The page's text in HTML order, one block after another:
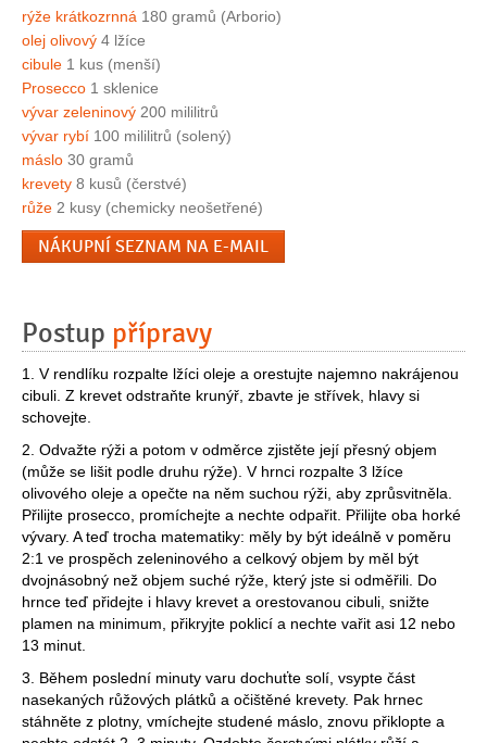
rýže krátkozrnná 180 gramů (Arborio)
olej olivový 4 lžíce
cibule 1 kus (menší)
Prosecco 1 sklenice
vývar zeleninový 200 mililitrů
vývar rybí 100 mililitrů (solený)
máslo 30 gramů
krevety 8 kusů (čerstvé)
růže 2 kusy (chemicky neošetřené)
NÁKUPNÍ SEZNAM NA E-MAIL
Postup přípravy
1. V rendlíku rozpalte lžíci oleje a orestujte najemno nakrájenou
cibuli. Z krevet odstraňte krunýř, zbavte je střívek, hlavy si
schovejte.
2. Odvažte rýži a potom v odměrce zjistěte její přesný objem
(může se lišit podle druhu rýže). V hrnci rozpalte 3 lžíce
olivového oleje a opečte na něm suchou rýži, aby zprůsvitněla.
Přilijte prosecco, promíchejte a nechte odpařit. Přilijte oba horké
vývary. A teď trocha matematiky: měly by být ideálně v poměru
2:1 ve prospěch zeleninového a celkový objem by měl být
dvojnásobný než objem suché rýže, který jste si odměřili. Do
hrnce teď přidejte i hlavy krevet a orestovanou cibuli, snižte
plamen na minimum, přikryjte poklicí a nechte vařit asi 12 nebo
13 minut.
3. Během poslední minuty varu dochuťte solí, vsypte část
nasekaných růžových plátků a očištěné krevety. Pak hrnec
stáhněte z plotny, vmíchejte studené máslo, znovu přiklopte a